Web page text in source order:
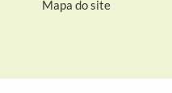
Mapa do site